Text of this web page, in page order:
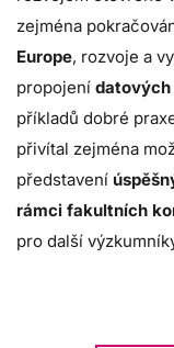
zejména
Europe, rozvoje a
propojení
příkladů dobré
přivítal zejména
představení
rámci fakultních
pro další